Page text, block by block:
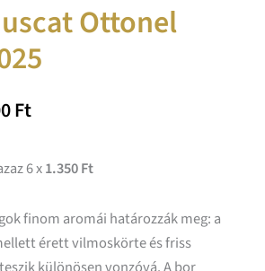
Ottonel
Ft
6 x1.350 Ft
finom aromái határozzák meg: a
érett vilmoskörte és friss